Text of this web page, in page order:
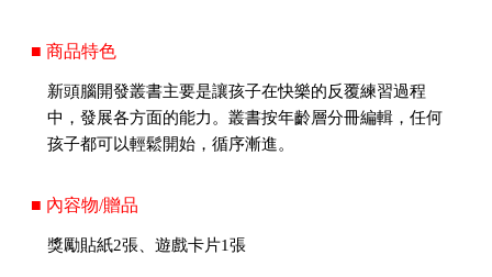
■ 商品特色
新頭腦開發叢書主要是讓孩子在快樂的反覆練習過程
中，發展各方面的能力。叢書按年齡層分冊編輯，任何
孩子都可以輕鬆開始，循序漸進。
■ 內容物/贈品
獎勵貼紙2張、遊戲卡片1張